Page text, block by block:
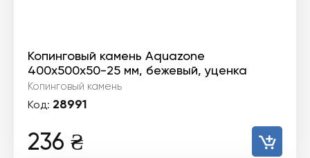
Копинговый камень Aquazone
400x500x50-25 мм, бежевый, уценка
Копинговый камень
Код: 28991
236 ₴